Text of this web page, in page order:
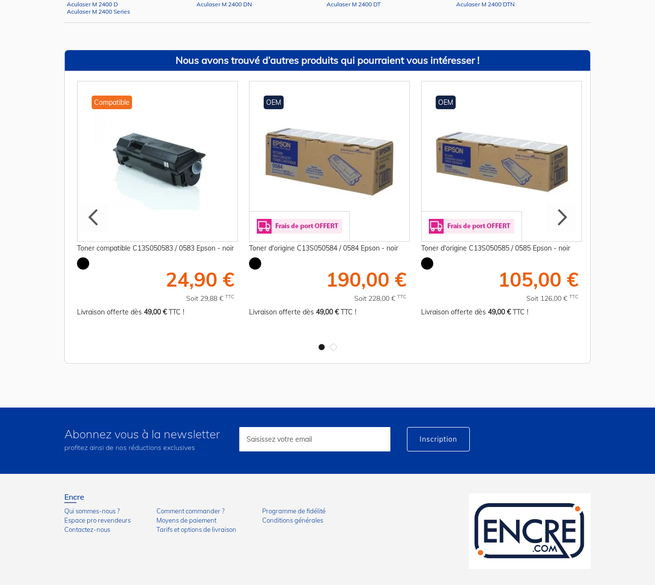
Aculaser M 2400 D Aculaser M 2400 DN Aculaser M 2400 DT
Aculaser M 2400 DTN
Aculaser M 2400 Series
Nous avons trouvé d’autres produits qui pourraient vous intéresser !
Compatible
Toner compatible C13S050583 / 0583 Epson - noir
24,90 €
Soit 29,88 € TTC
Livraison offerte dès 49,00 €TTC !
OEM
Toner d'origine C13S050584 / 0584 Epson - noir
190,00 €
Soit 228,00 € TTC
Livraison offerte dès 49,00 €TTC !
OEM
Toner d'origine C13S050585 / 0585 Epson - noir
105,00 €
Soit 126,00 € TTC
Livraison offerte dès 49,00 €TTC !
Abonnez vous à la newsletter
profitez ainsi de nos réductions exclusives
lettre
Inscription
Encre
Qui sommes-nous ?
Espace pro revendeurs
Contactez-nous
Comment commander ?
Moyens de paiement
Tarifs et options de livraison
Programme de fidélité
Conditions générales